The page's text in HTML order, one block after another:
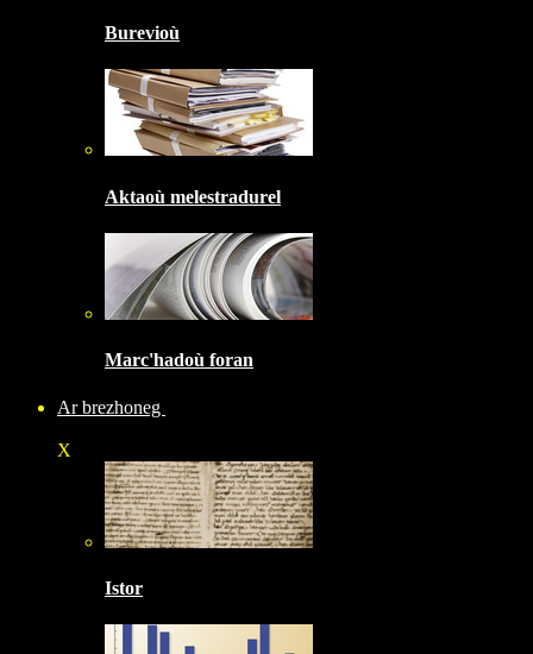
Burevioù
Aktaoù melestradurel
Marc'hadoù foran
Ar brezhoneg
X
Istor